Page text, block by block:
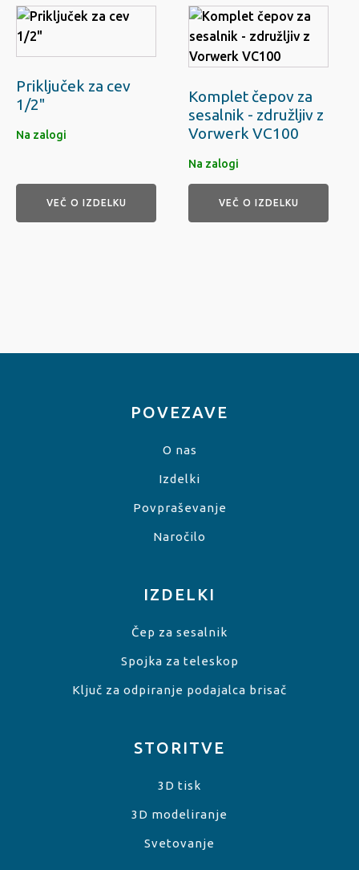
Priključek za cev
1/2"
Na zalogi
VEČ O IZDELKU
Komplet čepov za
sesalnik - združljiv z
Vorwerk VC100
Na zalogi
VEČ O IZDELKU
STORITVE
3D tisk
3D modeliranje
Svetovanje
IZDELKI
Čep za sesalnik
Spojka za teleskop
Ključ za odpiranje podajalca brisač
POVEZAVE
O nas
Izdelki
Povpraševanje
Naročilo